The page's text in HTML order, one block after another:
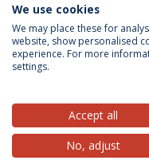
COORDENADORES
Política de
© 2026
We use cookies
We may place these for
website, show personalised
experience. For more
settings.
Accept all
No, adjust